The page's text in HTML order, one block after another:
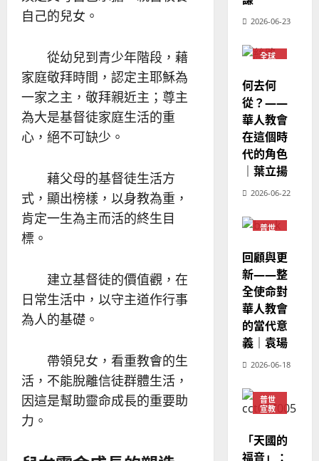
自己的兒女。
從幼兒到青少年階段，藉
家庭敬拜時間，認定主耶穌為
一家之主，敬拜親近主；尊主
為大是基督徒家庭生活的重
心，絕不可缺少。
藉父母的基督徒生活方
式，顯出榜樣，以身教為重，
肯定一生為主而活的終生目
標。
建立基督徒的價值觀，在
日常生活中，以守主道作行事
為人的基礎。
帶領兒女，看重教會的生
活，不能脫離信徒群體生活，
因這是幫助靈命成長的重要助
力。
｜
約
瑟
20
見
證
｜
歐
陽
瑞
萍
2025-
6
來
亞
人
的
農
曆
新
年
余
自
力
2025-
02-
18
7
普世宣教
德
國
華
人
宣
經
｜
振
忠
、
溫
淑
芳
20
2026-06-23
全球
普世
宣教
何去何
從？——
華人教會
在這個時
代的角色
｜葉立揚
2026-06-22
普世
回顧與更
新——整
全使命對
華人教會
的當代意
義｜袁瑒
2026-06-18
普世
宣教
教育
「天國的
福音」：